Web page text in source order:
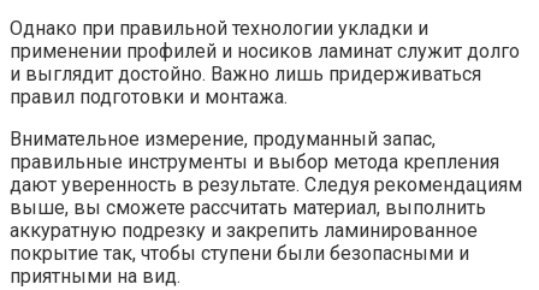
Однако при правильной технологии укладки и
применении профилей и носиков ламинат служит долго
и выглядит достойно. Важно лишь придерживаться
правил подготовки и монтажа.
Внимательное измерение, продуманный запас,
правильные инструменты и выбор метода крепления
дают уверенность в результате. Следуя рекомендациям
выше, вы сможете рассчитать материал, выполнить
аккуратную подрезку и закрепить ламинированное
покрытие так, чтобы ступени были безопасными и
приятными на вид.